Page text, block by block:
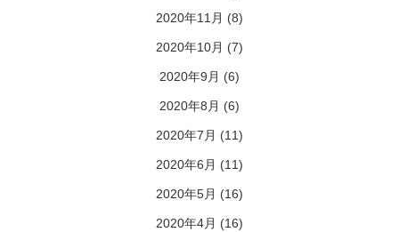
2020年11月 (8)
2020年10月 (7)
2020年9月 (6)
2020年8月 (6)
2020年7月 (11)
2020年6月 (11)
2020年5月 (16)
2020年4月 (16)